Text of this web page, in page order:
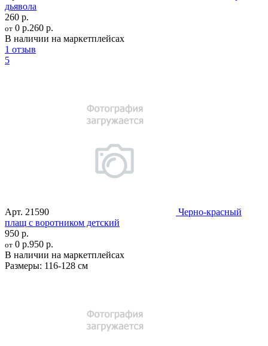
дьявола
260 р.
от 0 р.260 р.
В наличии на маркетплейсах
1 отзыв
5
Арт. 21590
Черно-красный
плащ с воротником детский
950 р.
от 0 р.950 р.
В наличии на маркетплейсах
Размеры: 116-128 см